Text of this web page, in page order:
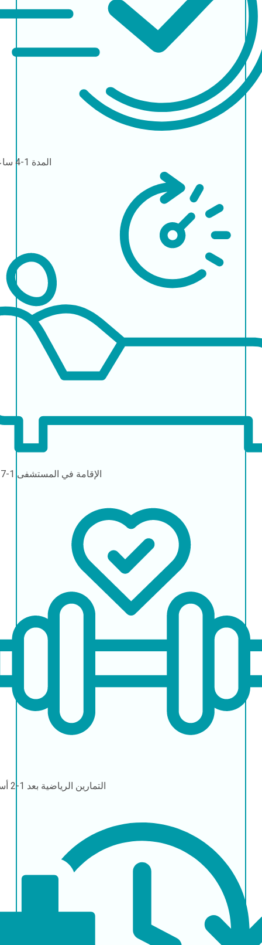
المدة 1-4 ساعات
الإقامة في المستشفى 1-7 أيام
التمارين الرياضية بعد 1-2 أسابيع